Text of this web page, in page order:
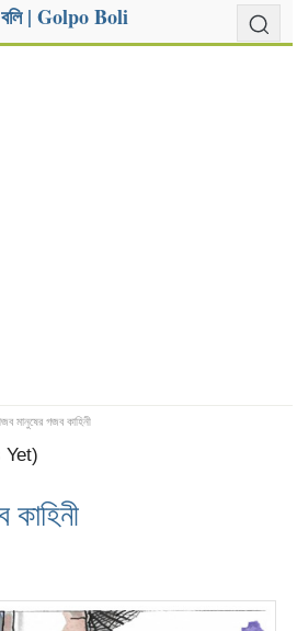
বলি | Golpo Boli
মানুষের গজব কাহিনী
Yet)